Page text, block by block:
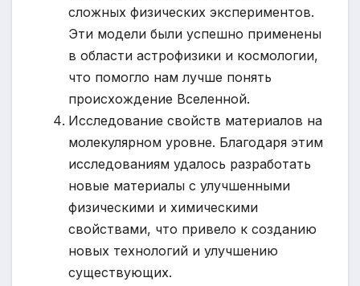
сложных физических экспериментов.
Эти модели были успешно применены
в области астрофизики и космологии,
что помогло нам лучше понять
происхождение Вселенной.
Исследование свойств материалов на
молекулярном уровне. Благодаря этим
исследованиям удалось разработать
новые материалы с улучшенными
физическими и химическими
свойствами, что привело к созданию
новых технологий и улучшению
существующих.